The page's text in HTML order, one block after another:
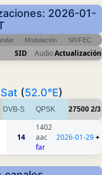
2026-01-
Modulación SR/FEC
SID AudioActualización
(52.0°E)
DVB-S QPSK 27500 2/3
14
1402
aac
far
2026-01-29+